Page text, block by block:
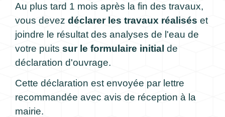
Au plus tard 1 mois après la fin des travaux,
vous devez déclarer les travaux réalisés et
joindre le résultat des analyses de l'eau de
votre puits sur le formulaire initial de
déclaration d'ouvrage.
Cette déclaration est envoyée par lettre
recommandée avec avis de réception à la
mairie.